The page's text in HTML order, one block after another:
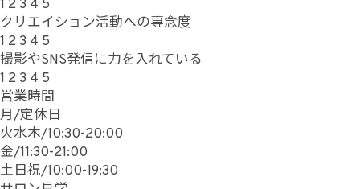
1 23 4 5
クリエイション活動への専念度
1 23 4 5
撮影やSNS発信に力を入れている
1 23 4 5
営業時間
月/定休日
火水木/10:30-20:00
金/11:30-21:00
土日祝/10:00-19:30